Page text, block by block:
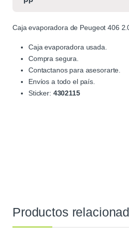
Caja evaporadora de Peugeot 406
Caja evaporadora usada.
Compra segura.
Contactanos para asesorarte.
Envíos a todo el país.
Sticker: 4302115
Productos